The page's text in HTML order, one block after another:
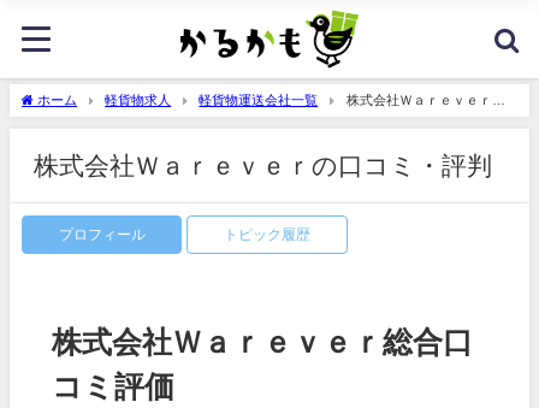
ホーム 軽貨物求人 軽貨物運送会社一覧
株式会社Ｗａｒｅｖｅｒの
口コミ・評判
株式会社Ｗａｒｅｖｅｒの口コミ・評判
プロフィール トピック履歴
株式会社Ｗａｒｅｖｅｒ総合口
コミ評価